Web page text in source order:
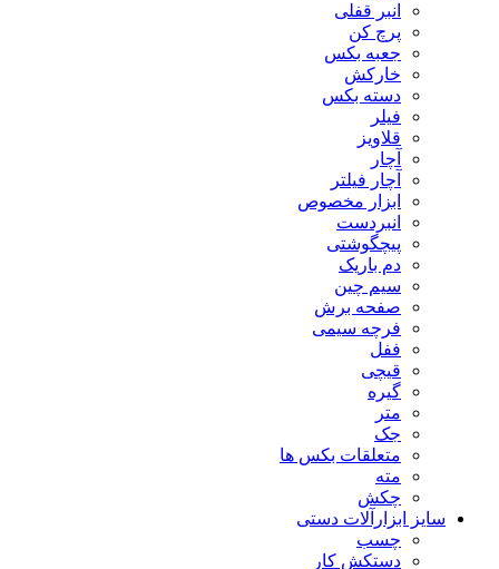
انبر قفلی
پرچ کن
جعبه بکس
خارکش
دسته بکس
فیلر
قلاویز
آچار
آچار فیلتر
ابزار مخصوص
انبردست
پیچگوشتی
دم باریک
سیم چین
صفحه برش
فرچه سیمی
ففل
قیچی
گیره
متر
جک
متعلقات بکس ها
مته
چکش
سایز ابزارآلات دستی
چسب
دستکش کار